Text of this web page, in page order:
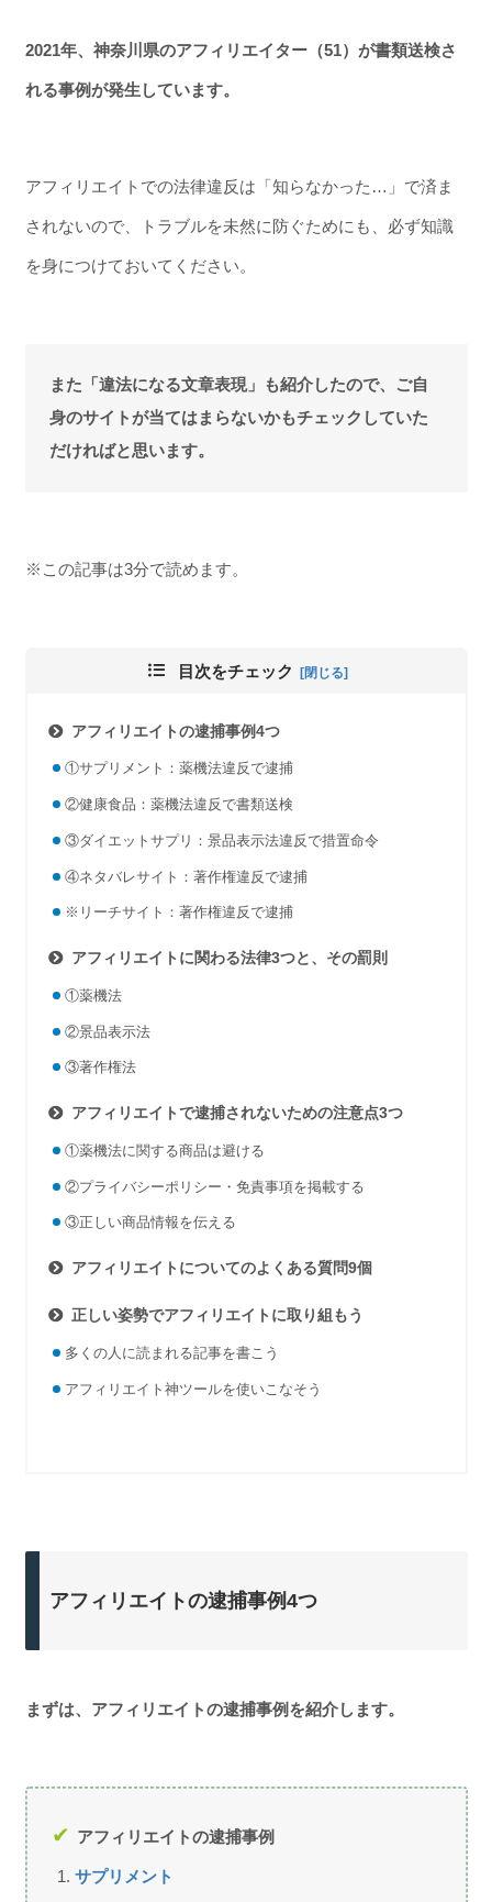
2021年、神奈川県のアフィリエイター（51）が書類送検さ
れる事例が発生しています。
アフィリエイトでの法律違反は「知らなかった…」で済ま
されないので、トラブルを未然に防ぐためにも、必ず知識
を身につけておいてください。
また「違法になる文章表現」も紹介したので、ご自
身のサイトが当てはまらないかもチェックしていた
だければと思います。
※この記事は3分で読めます。
目次をチェック
アフィリエイトの逮捕事例4つ
①サプリメント：薬機法違反で逮捕
②健康食品：薬機法違反で書類送検
③ダイエットサプリ：景品表示法違反で措置命令
④ネタバレサイト：著作権違反で逮捕
※リーチサイト：著作権違反で逮捕
アフィリエイトに関わる法律3つと、その罰則
①薬機法
②景品表示法
③著作権法
アフィリエイトで逮捕されないための注意点3つ
①薬機法に関する商品は避ける
②プライバシーポリシー・免責事項を掲載する
③正しい商品情報を伝える
アフィリエイトについてのよくある質問9個
正しい姿勢でアフィリエイトに取り組もう
多くの人に読まれる記事を書こう
アフィリエイト神ツールを使いこなそう
アフィリエイトの逮捕事例4つ
まずは、アフィリエイトの逮捕事例を紹介します。
アフィリエイトの逮捕事例
サプリメント